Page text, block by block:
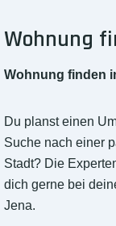
Wohnung
Wohnung finden
Du planst einen
Suche nach einer
Stadt? Die
dich gerne bei
Jena.